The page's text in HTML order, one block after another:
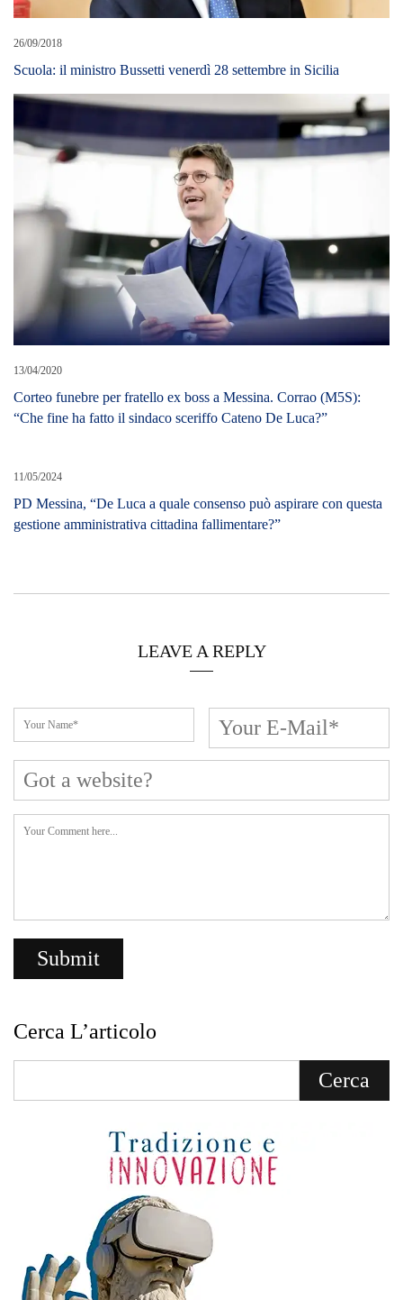
26/09/2018
Scuola: il ministro Bussetti venerdì 28 settembre in Sicilia
13/04/2020
Corteo funebre per fratello ex boss a Messina. Corrao (M5S):
“Che fine ha fatto il sindaco sceriffo Cateno De Luca?”
11/05/2024
PD Messina, “De Luca a quale consenso può aspirare con questa
gestione amministrativa cittadina fallimentare?”
LEAVE A REPLY
Cerca L’articolo